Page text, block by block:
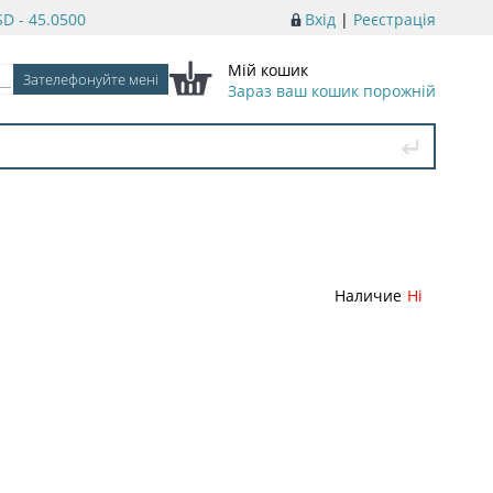
Вхід | Реєстрація
- 45.0500
Мій кошик
Зараз ваш кошик порожній
Наличие Ні